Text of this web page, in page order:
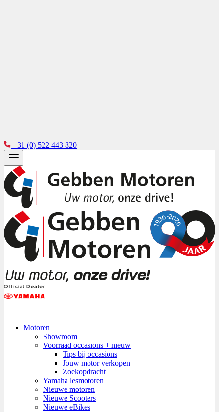
+31 (0) 522 443 820
Motoren
Showroom
Voorraad occasions + nieuw
Tips bij occasions
Jouw motor verkopen
Zoekopdracht
Yamaha lesmotoren
Nieuwe motoren
Nieuwe Scooters
Nieuwe eBikes